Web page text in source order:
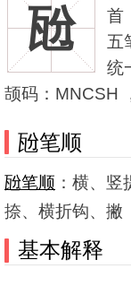
瓰
首
五
统
颉码：MNCSH
瓰笔顺
瓰笔顺 ：横、竖
捺、横折钩、撇
基本解释